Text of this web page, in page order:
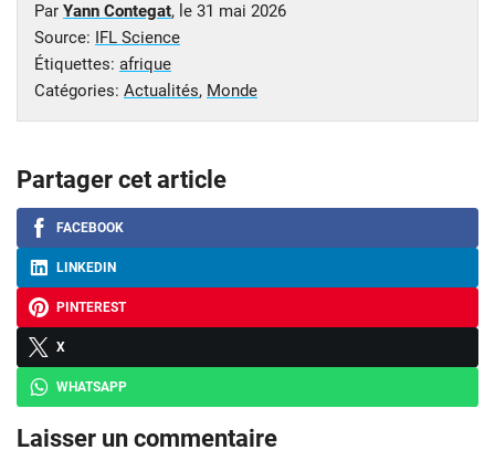
Par Yann Contegat, le 31 mai 2026
Source:
IFL Science
Étiquettes: afrique
Catégories: Actualités, Monde
Partager cet article
FACEBOOK
LINKEDIN
PINTEREST
X
WHATSAPP
Laisser un commentaire